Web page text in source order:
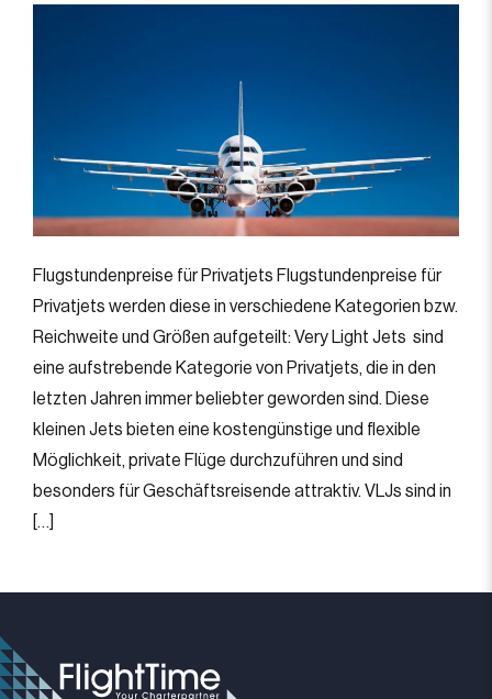
Flugstundenpreise für Privatjets Flugstundenpreise für
Privatjets werden diese in verschiedene Kategorien bzw.
Reichweite und Größen aufgeteilt: Very Light Jets sind
eine aufstrebende Kategorie von Privatjets, die in den
letzten Jahren immer beliebter geworden sind. Diese
kleinen Jets bieten eine kostengünstige und flexible
Möglichkeit, private Flüge durchzuführen und sind
besonders für Geschäftsreisende attraktiv. VLJs sind in
[…]